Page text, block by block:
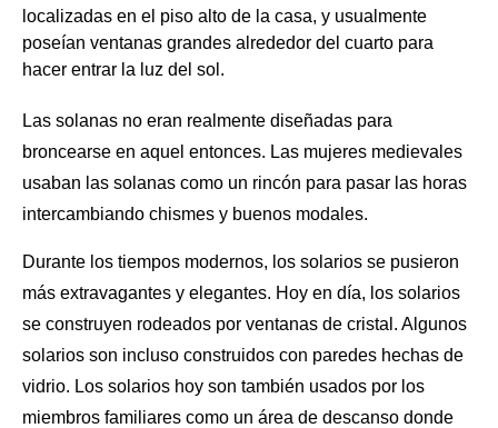
localizadas en el piso alto de la casa, y usualmente
poseían ventanas grandes alrededor del cuarto para
hacer entrar la luz del sol.
Las solanas no eran realmente diseñadas para
broncearse en aquel entonces. Las mujeres medievales
usaban las solanas como un rincón para pasar las horas
intercambiando chismes y buenos modales.
Durante los tiempos modernos, los solarios se pusieron
más extravagantes y elegantes. Hoy en día, los solarios
se construyen rodeados por ventanas de cristal. Algunos
solarios son incluso construidos con paredes hechas de
vidrio. Los solarios hoy son también usados por los
miembros familiares como un área de descanso donde